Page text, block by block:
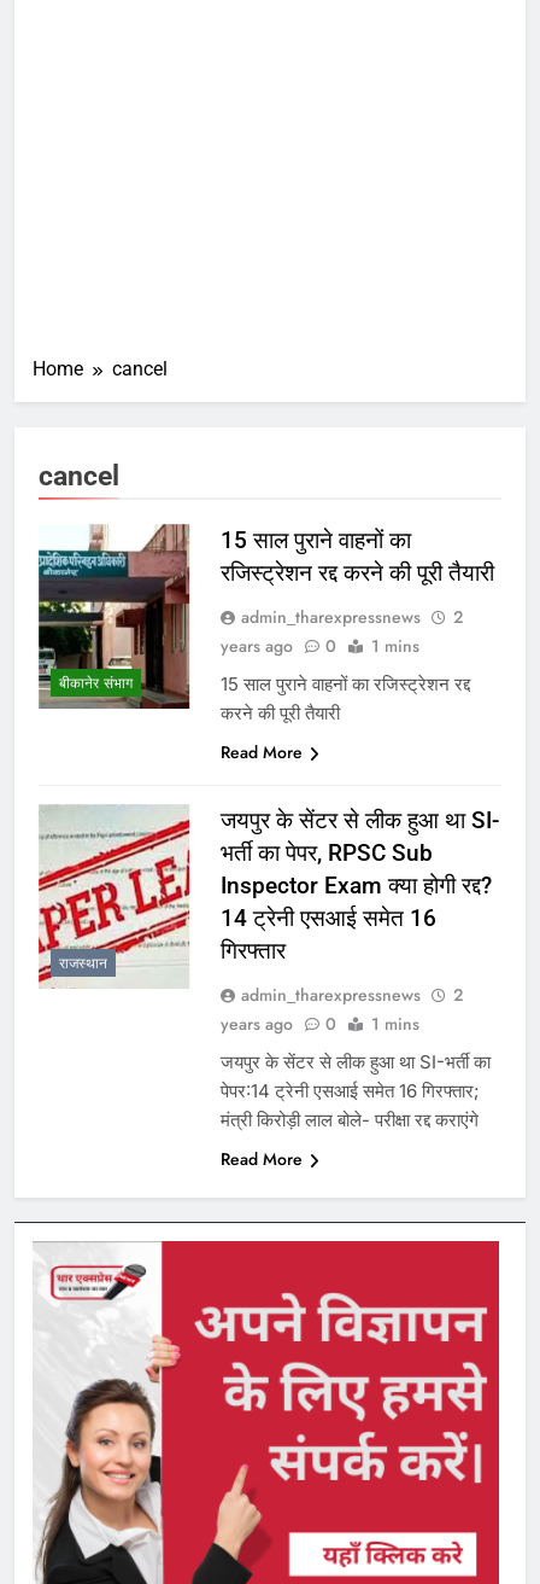
Home cancel
cancel
बीकानेर संभाग
15 साल पुराने वाहनों का
रजिस्ट्रेशन रद्द करने की पूरी तैयारी
admin_tharexpressnews
2
years ago
0 1 mins
15 साल पुराने वाहनों का रजिस्ट्रेशन रद्द
करने की पूरी तैयारी
Read More
राजस्थान
जयपुर के सेंटर से लीक हुआ था SI-
भर्ती का पेपर, RPSC Sub
Inspector Exam क्या होगी रद्द?
14 ट्रेनी एसआई समेत 16
गिरफ्तार
admin_tharexpressnews
2
years ago
0 1 mins
जयपुर के सेंटर से लीक हुआ था SI-भर्ती का
पेपर:14 ट्रेनी एसआई समेत 16 गिरफ्तार;
मंत्री किरोड़ी लाल बोले- परीक्षा रद्द कराएंगे
Read More